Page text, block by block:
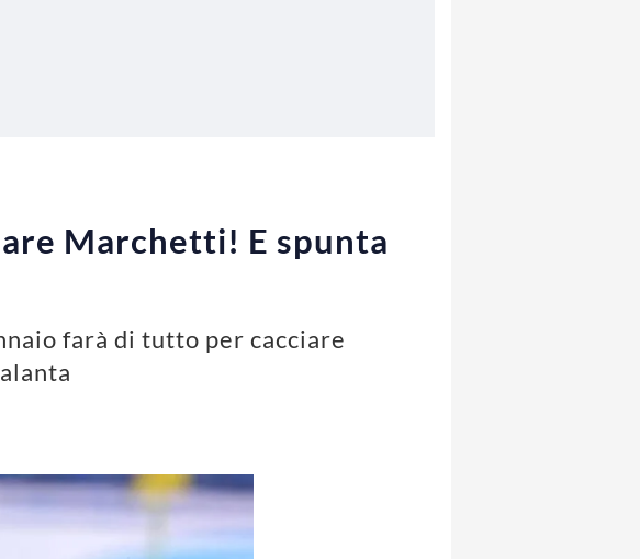
Marchetti! E spunta
farà di tutto per cacciare